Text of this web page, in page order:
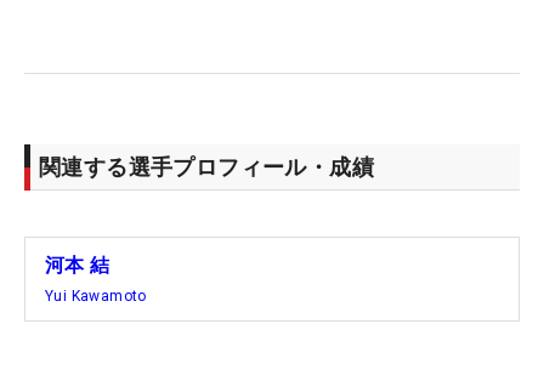
関連する選手プロフィール・成績
河本 結
Yui Kawamoto